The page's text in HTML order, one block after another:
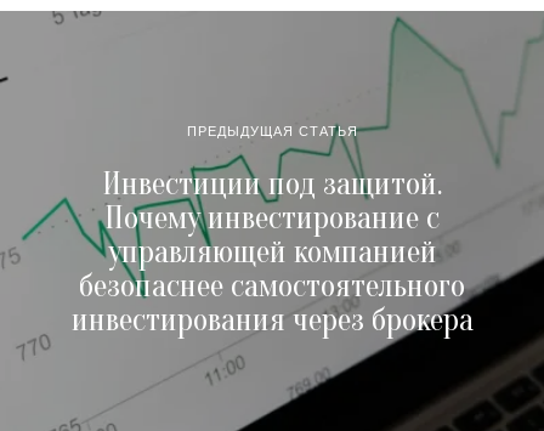
ПРЕДЫДУЩАЯ СТАТЬЯ
Инвестиции под защитой.
Почему инвестирование с
управляющей компанией
безопаснее самостоятельного
инвестирования через брокера